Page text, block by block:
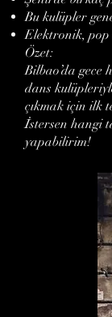
Bu kulüpler
Elektronik, pop
Özet:
Bilbao’da gece
dans
çıkmak için ilk
İstersen hangi
yapabilirim!